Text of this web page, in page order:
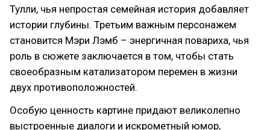
Тулли, чья непростая семейная история добавляет
истории глубины. Третьим важным персонажем
становится Мэри Лэмб – энергичная повариха, чья
роль в сюжете заключается в том, чтобы стать
своеобразным катализатором перемен в жизни
двух противоположностей.
Особую ценность картине придают великолепно
выстроенные диалоги и искрометный юмор,